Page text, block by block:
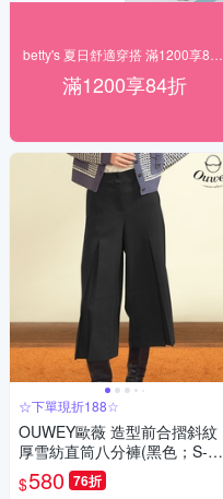
滿1200享84折
☆下單現折188☆
OUWEY歐薇 造型前合摺斜紋
厚雪紡直筒八分褲(黑色；S-L)3
223436712
$580 76折